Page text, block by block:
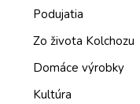
Podujatia
Zo života Kolchozu
Domáce výrobky
Kultúra